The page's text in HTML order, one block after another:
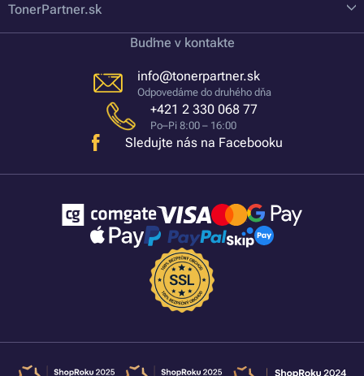
TonerPartner.sk
Buďme v kontakte
info@tonerpartner.sk
Odpovedáme do druhého dňa
+421 2 330 068 77
Po–Pi 8:00 – 16:00
Sledujte nás na Facebooku